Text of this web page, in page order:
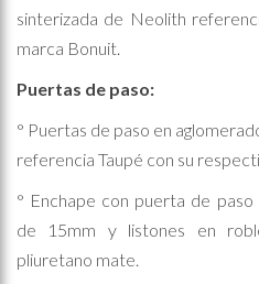
sinterizada de Neolith
marca Bonuit.
Puertas de paso:
° Puertas de paso en
referencia Taupé con su
° Enchape con puerta de
de 15mm y listones en
pliuretano mate.